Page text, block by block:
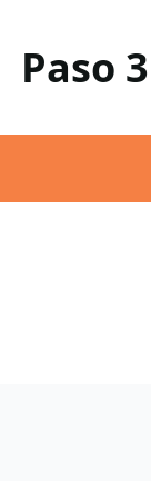
Paso